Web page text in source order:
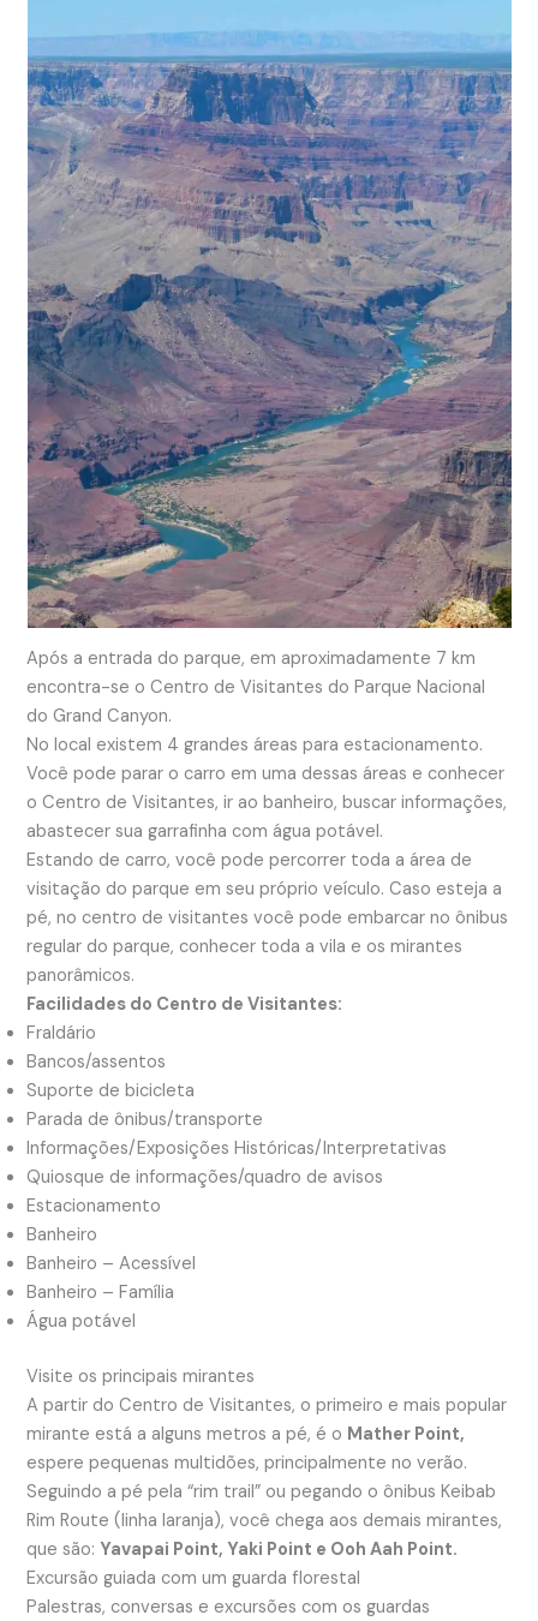
Após a entrada do parque, em aproximadamente 7 km
encontra-se o Centro de Visitantes do Parque Nacional
do Grand Canyon.
No local existem 4 grandes áreas para estacionamento.
Você pode parar o carro em uma dessas áreas e conhecer
o Centro de Visitantes, ir ao banheiro, buscar informações,
abastecer sua garrafinha com água potável.
Estando de carro, você pode percorrer toda a área de
visitação do parque em seu próprio veículo. Caso esteja a
pé, no centro de visitantes você pode embarcar no ônibus
regular do parque, conhecer toda a vila e os mirantes
panorâmicos.
Facilidades do Centro de Visitantes:
Fraldário
Bancos/assentos
Suporte de bicicleta
Parada de ônibus/transporte
Informações/Exposições Históricas/Interpretativas
Quiosque de informações/quadro de avisos
Estacionamento
Banheiro
Banheiro – Acessível
Banheiro – Família
Água potável
Visite os principais mirantes
A partir do Centro de Visitantes, o primeiro e mais popular
mirante está a alguns metros a pé, é o Mather Point,
espere pequenas multidões, principalmente no verão.
Seguindo a pé pela “rim trail” ou pegando o ônibus Keibab
Rim Route (linha laranja), você chega aos demais mirantes,
que são:Yavapai Point, Yaki Point e Ooh Aah Point.
Excursão guiada com um guarda florestal
Palestras, conversas e excursões com os guardas